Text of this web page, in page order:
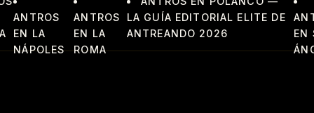
ANTROS
EN LA
NÁPOLES
ANTROS
EN LA
ROMA
LA GUÍA EDITORIAL ELITE DE
ANTREANDO 2026
EN